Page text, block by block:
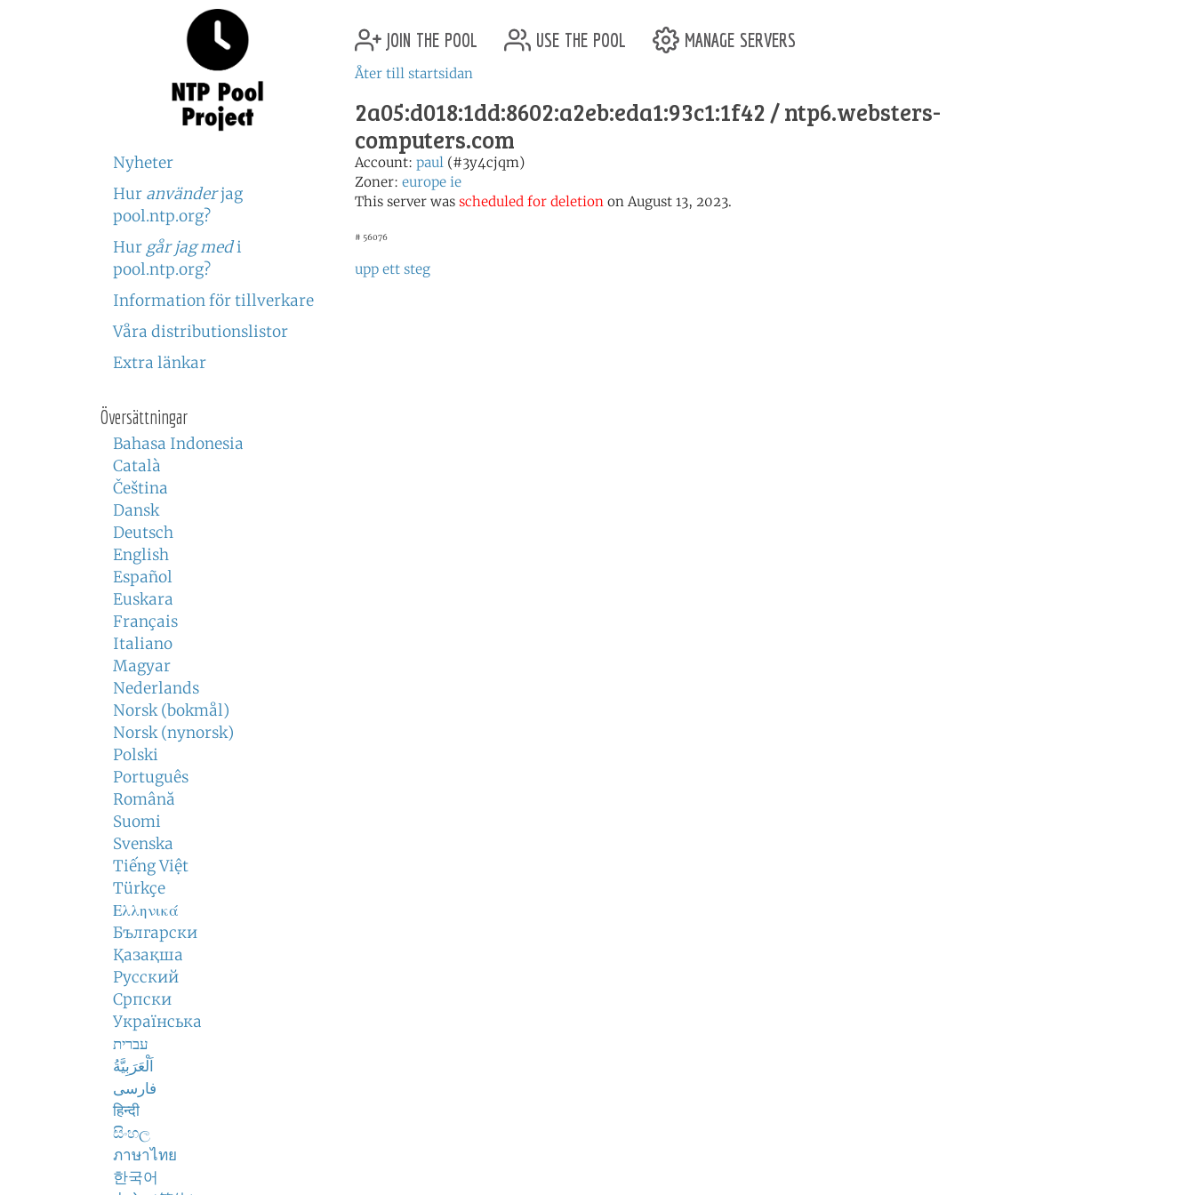
Nyheter
Hur använderjag
pool.ntp.org?
Hur går jag medi
pool.ntp.org?
Information för tillverkare
Våra distributionslistor
Extra länkar
Översättningar
Bahasa Indonesia
Català
Čeština
Dansk
Deutsch
English
Español
Euskara
Français
Italiano
Magyar
Nederlands
Norsk (bokmål)
Norsk (nynorsk)
Polski
Português
Română
Suomi
Svenska
Tiếng Việt
Türkçe
Ελληνικά
Български
Қазақша
Русский
Српски
Українська
עברית
اَلْعَرَبِيَّةُ
فارسی
हिन्दी
සිංහල
ภาษาไทย
한국어
join the pool use the pool manage servers
Åter till startsidan
2a05:d018:1dd:8602:a2eb:eda1:93c1:1f42 / ntp6.websters-
computers.com
Account: paul (#3y4cjqm)
Zoner: europe ie
This server was scheduled for deletion on August 13, 2023.
# 56076
upp ett steg